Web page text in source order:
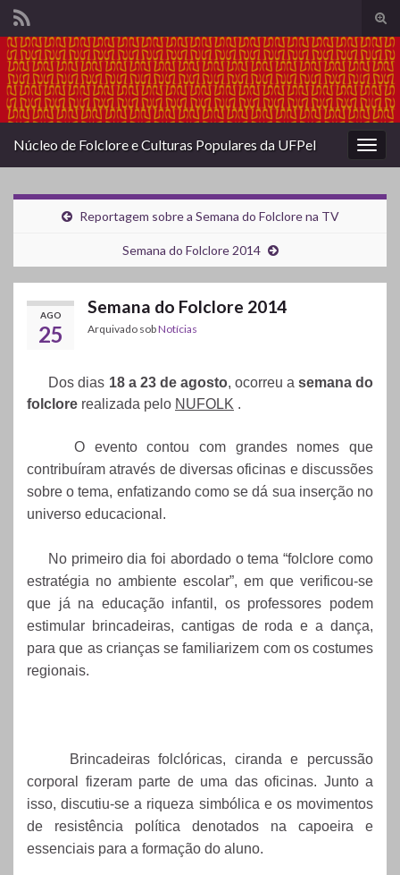
de
Search for:
Núcleo de Folclore e Culturas Populares da UFPel
Reportagem sobre a Semana do Folclore na TV
Semana do Folclore 2014
AGO
25
Semana do Folclore 2014
Arquivado sobNotícias
Dos dias 18 a 23 de agosto, ocorreu a semana do
folclore realizada pelo NUFOLK .
O evento contou com grandes nomes que
contribuíram através de diversas oficinas e discussões
sobre o tema, enfatizando como se dá sua inserção no
universo educacional.
No primeiro dia foi abordado o tema “folclore como
estratégia no ambiente escolar”, em que verificou-se
que já na educação infantil, os professores podem
estimular brincadeiras, cantigas de roda e a dança,
para que as crianças se familiarizem com os costumes
regionais.
Brincadeiras folclóricas, ciranda e percussão
corporal fizeram parte de uma das oficinas. Junto a
isso, discutiu-sea riqueza simbólica e os movimentos
de resistência política denotados na capoeira e
essenciais para a formação do aluno.